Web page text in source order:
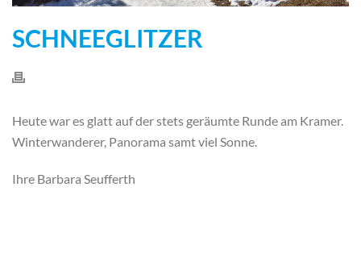
SCHNEEGLITZER
Heute war es glatt auf der stets geräumte Runde am Kramer.
Winterwanderer, Panorama samt viel Sonne.
Ihre Barbara Seufferth